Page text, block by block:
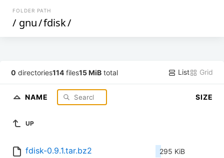
FOLDER PATH
/ gnu/fdisk/
0 directories114 files15 MiB total List Grid
NAME SIZE
UP
fdisk-0.9.1.tar.bz2 295 KiB